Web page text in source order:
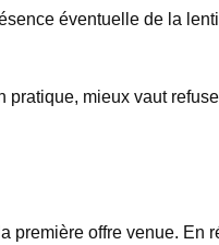
éventuelle de la
mieux vaut
première offre venue. En